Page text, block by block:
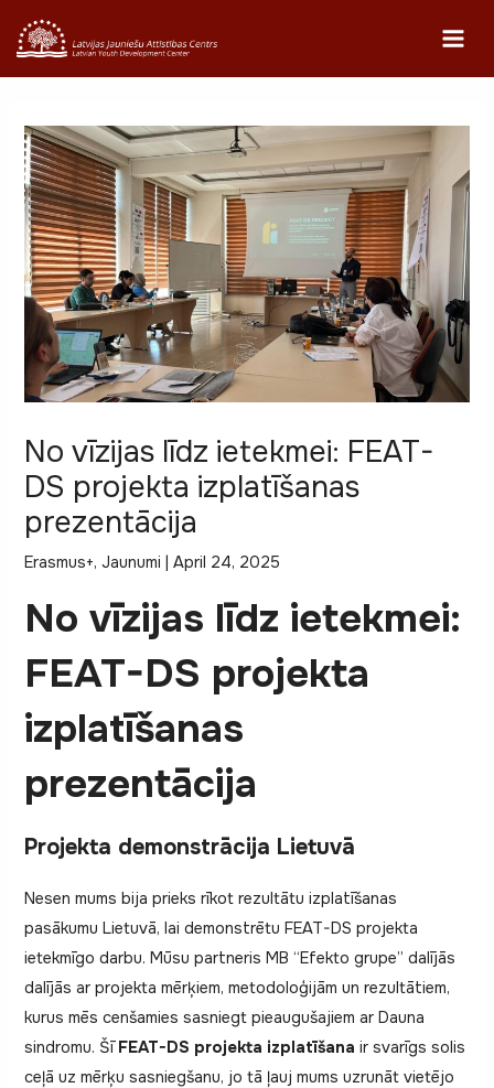
content
No vīzijas līdz ietekmei: FEAT-
DS projekta izplatīšanas
prezentācija
Erasmus+,Jaunumi |April 24, 2025
No vīzijas līdz ietekmei:
FEAT-DS projekta
izplatīšanas
prezentācija
Projekta demonstrācija Lietuvā
Nesen mums bija prieks rīkot rezultātu izplatīšanas
pasākumu Lietuvā, lai demonstrētu FEAT-DS projekta
ietekmīgo darbu. Mūsu partneris MB “Efekto grupe” dalījās
dalījās ar projekta mērķiem, metodoloģijām un rezultātiem,
kurus mēs cenšamies sasniegt pieaugušajiem ar Dauna
sindromu. ŠīFEAT-DS projekta izplatīšana ir svarīgs solis
ceļā uz mērķu sasniegšanu, jo tā ļauj mums uzrunāt vietējo